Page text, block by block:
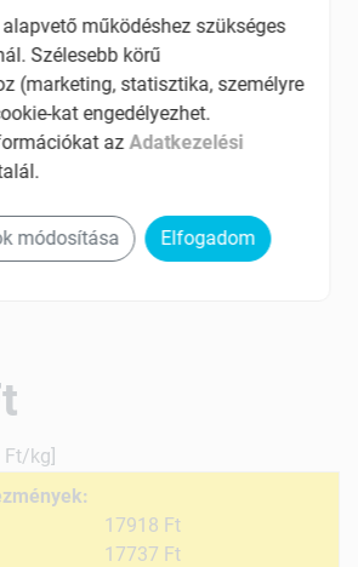
Ft/kg]
17918 Ft
17737 Ft
működéshez szükséges
Szélesebb körű
(marketing, statisztika, személyre
kat engedélyezhet.
azAdatkezelési
módosítása Elfogadom